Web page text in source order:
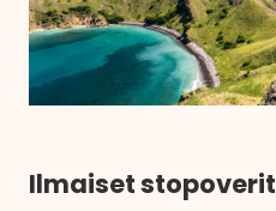
Ilmaiset stopoverit